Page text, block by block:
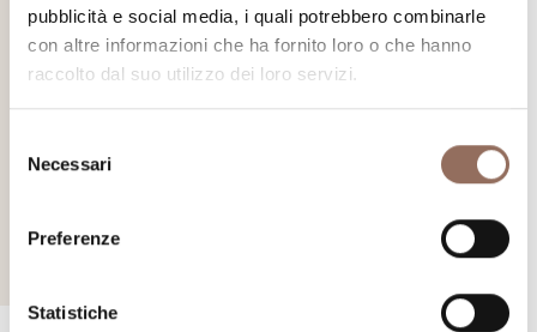
pubblicità e social media, i quali potrebbero combinarle
con altre informazioni che ha fornito loro o che hanno
raccolto dal suo utilizzo dei loro servizi.
delNecessari
Preferenze
Statistiche
Musei a Cielo Aperto
ricchi di storie da raccontare.